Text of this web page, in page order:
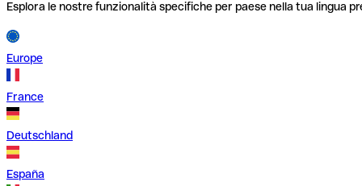
Esplora le nostre funzionalità specifiche per paese nella tua lingua
Europe
France
Deutschland
España